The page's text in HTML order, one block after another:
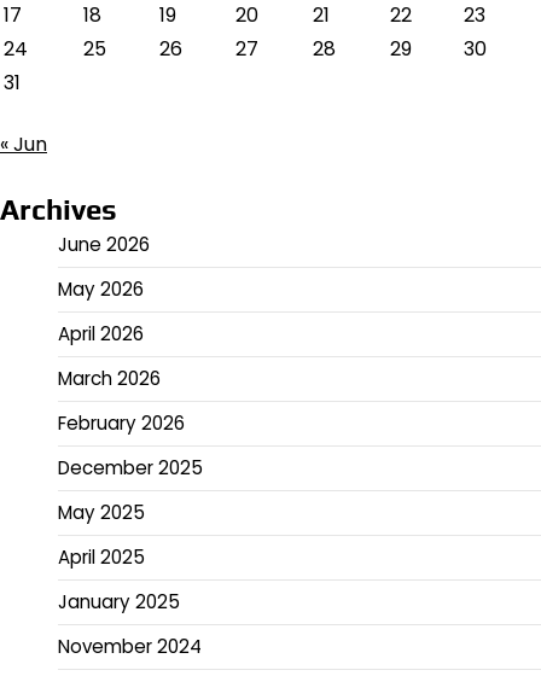
17
18 19 20 21 22
23
24
25 26 27 28 29
30
31
« Jun
Archives
June 2026
May 2026
April 2026
March 2026
February 2026
December 2025
May 2025
April 2025
January 2025
November 2024